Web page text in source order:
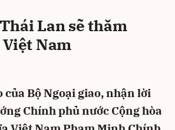
Lan sẽ thăm
Nam
của Bộ Ngoại giao, nhận lời
Chính phủ nước Cộng hòa
Hủy Gửi